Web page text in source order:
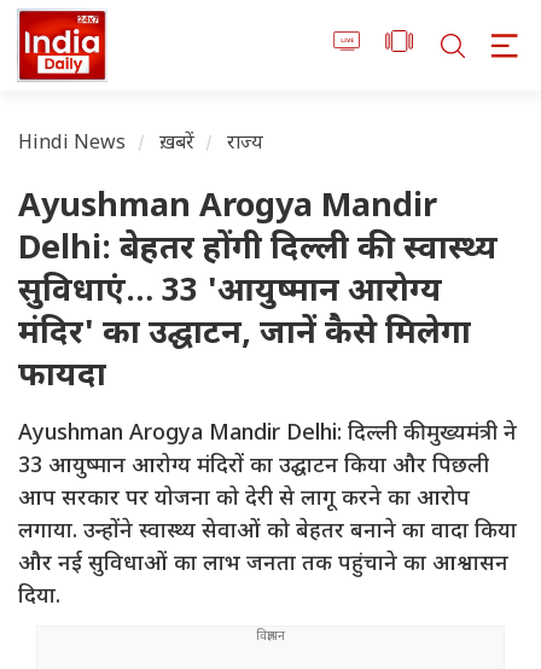
Hindi News ख़बरें राज्य
Ayushman Arogya Mandir
Delhi: बेहतर होंगी दिल्ली की स्वास्थ्य
सुविधाएं… 33 'आयुष्मान आरोग्य
मंदिर' का उद्घाटन, जानें कैसे मिलेगा
फायदा
Ayushman Arogya Mandir Delhi: दिल्ली की मुख्यमंत्री ने
33 आयुष्मान आरोग्य मंदिरों का उद्घाटन किया और पिछली
आप सरकार पर योजना को देरी से लागू करने का आरोप
लगाया. उन्होंने स्वास्थ्य सेवाओं को बेहतर बनाने का वादा किया
और नई सुविधाओं का लाभ जनता तक पहुंचाने का आश्वासन
दिया.